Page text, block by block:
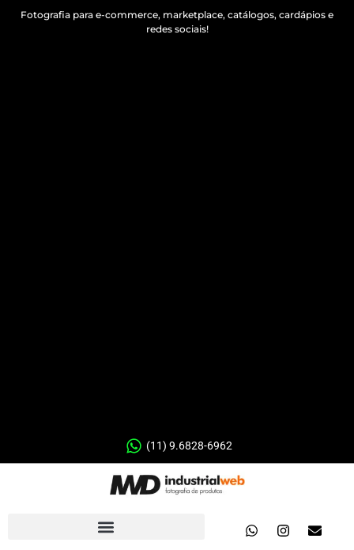
Fotografia para e-commerce, marketplace, catálogos, cardápios e
redes sociais!
(11) 9.6828-6962